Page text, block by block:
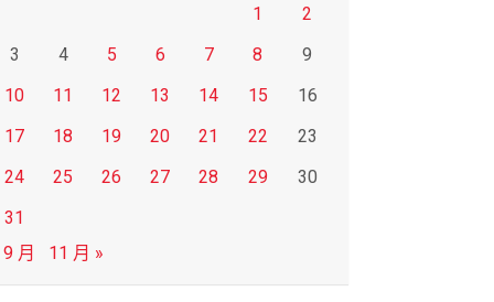
1
2
3
4 5 6 7 8
9
10
11 12 13 14 15
16
17
18 19 20 21 22
23
24
25 26 27 28 29
30
31
月
11 月 »